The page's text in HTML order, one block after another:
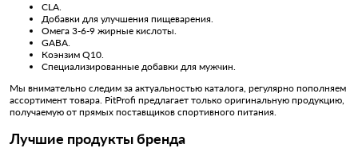
CLA.
Добавки для улучшения пищеварения.
Омега 3-6-9 жирные кислоты.
GABA.
Коэнзим Q10.
Специализированные добавки для мужчин.
Мы внимательно следим за актуальностью каталога, регулярно пополняем
ассортимент товара. PitProfi предлагает только оригинальную продукцию,
получаемую от прямых поставщиков спортивного питания.
Лучшие продукты бренда